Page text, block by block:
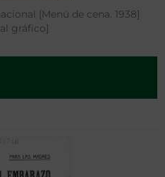
[Menú de cena. 1938]
gráfico]